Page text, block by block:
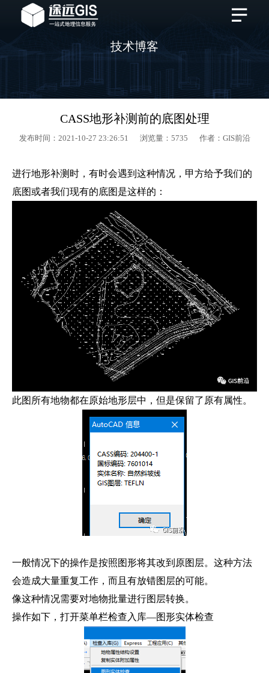
技术博客
CASS地形补测前的底图处理
发布时间：2021-10-27 23:26:51 浏览量：5735 作者：GIS前沿
进行地形补测时，有时会遇到这种情况，甲方给予我们的
底图或者我们现有的底图是这样的：
此图所有地物都在原始地形层中，但是保留了原有属性。
一般情况下的操作是按照图形将其改到原图层。这种方法
会造成大量重复工作，而且有放错图层的可能。
像这种情况需要对地物批量进行图层转换。
操作如下，打开菜单栏检查入库—图形实体检查